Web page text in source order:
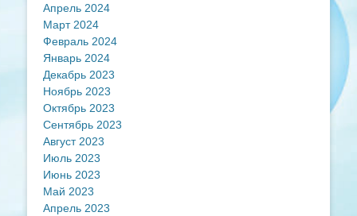
Апрель 2024
Март 2024
Февраль 2024
Январь 2024
Декабрь 2023
Ноябрь 2023
Октябрь 2023
Сентябрь 2023
Август 2023
Июль 2023
Июнь 2023
Май 2023
Апрель 2023